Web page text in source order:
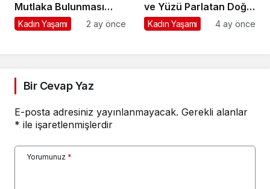
Mutlaka Bulunması
Gereken 10 Temel Ürün
Kadın Yaşamı 2 ay önce
ve Yüzü Parlatan Doğal
Maske Tarifleri
Kadın Yaşamı 4 ay önce
Bir Cevap Yaz
E-posta adresiniz yayınlanmayacak. Gerekli alanlar
* ile işaretlenmişlerdir
Yorumunuz *